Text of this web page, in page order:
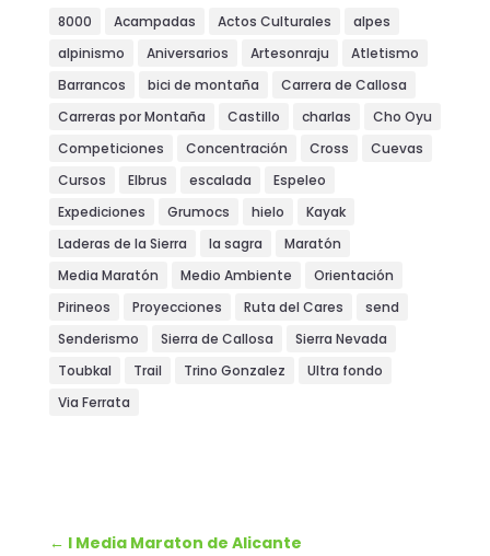
8000 Acampadas Actos Culturales
alpes
alpinismo
Aniversarios Artesonraju
Atletismo
Barrancos
bici de montaña
Carrera de Callosa
Carreras por Montaña
Castillo charlas
Cho Oyu
Competiciones
Concentración Cross
Cuevas
Cursos
Elbrus escalada
Espeleo
Expediciones
Grumocs hielo
Kayak
Laderas de la Sierra
la sagra
Maratón
Media Maratón
Medio Ambiente
Orientación
Pirineos
Proyecciones Ruta del Cares
send
Senderismo
Sierra de Callosa
Sierra Nevada
Toubkal
Trail Trino Gonzalez
Ultra fondo
Via Ferrata
← I Media Maraton de Alicante